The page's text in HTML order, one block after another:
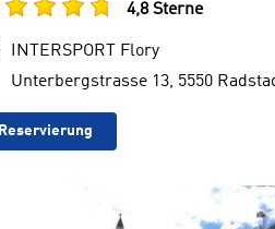
4,8 Sterne
INTERSPORT Flory
Unterbergstrasse 13, 5550
Reservierung